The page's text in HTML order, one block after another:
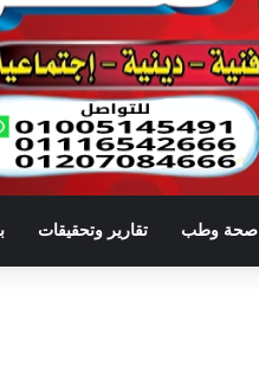
صحة وطب تقارير وتحقيقات